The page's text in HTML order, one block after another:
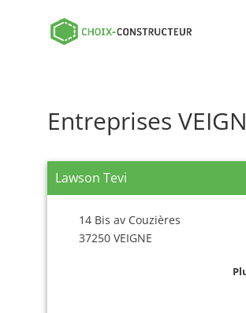
Entreprises
Lawson Tevi
14 Bis av Couzières
37250 VEIGNE